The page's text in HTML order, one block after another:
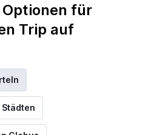
für
Trip auf